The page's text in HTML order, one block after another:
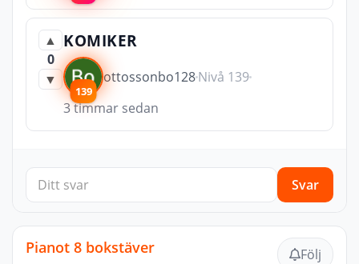
▲
0
▼
KOMIKER
139
ottossonbo128Nivå 139
3 timmar sedan
Svar
Pianot 8 bokstäver Följ